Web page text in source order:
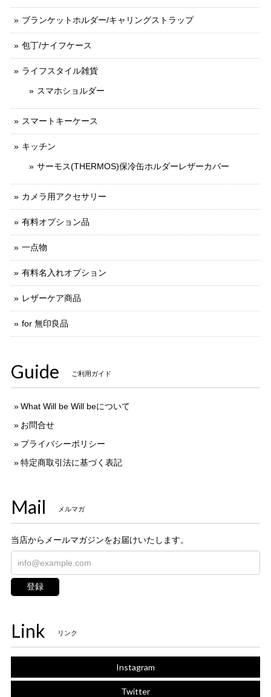
ブランケットホルダー/キャリングストラップ
包丁/ナイフケース
ライフスタイル雑貨
スマホショルダー
スマートキーケース
キッチン
サーモス(THERMOS)保冷缶ホルダーレザーカバー
カメラ用アクセサリー
有料オプション品
一点物
有料名入れオプション
レザーケア商品
for 無印良品
Guide ご利用ガイド
What Will be Will beについて
お問合せ
プライバシーポリシー
特定商取引法に基づく表記
Mail メルマガ
当店からメールマガジンをお届けいたします。
登録
Link リンク
Instagram
Twitter